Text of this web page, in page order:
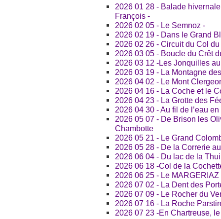
2026 01 28 - Balade
François -
2026 02 05 - Le Semnoz -
2026 02 19 - Dans le Grand
2026 02 26 - Circuit du Col
2026 03 05 - Boucle du Crêt
2026 03 12 -Les Jonquilles
2026 03 19 - La Montagne
2026 04 02 - Le Mont
2026 04 16 - La Coche et le
2026 04 23 - La Grotte des
2026 04 30 - Au fil de l’eau
2026 05 07 - De Brison les
Chambotte
2026 05 21 - Le Grand
2026 05 28 - De la Correrie
2026 06 04 - Du lac de la
2026 06 18 -Col de la
2026 06 25 - Le MARGERIAZ
2026 07 02 - La Dent des
2026 07 09 - Le Rocher du
2026 07 16 - La Roche
2026 07 23 -En Chartreuse,